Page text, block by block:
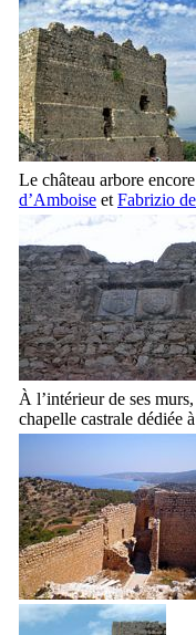
Le château arbore
d’Amboise et Fabrizio
À l’intérieur de ses
chapelle castrale dédiée